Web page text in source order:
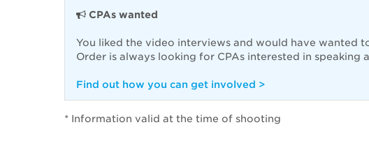
CPAs wanted
You liked the video interviews and would have wanted
Order is always looking for CPAs interested in speaking
Find out how you can get involved >
* Information valid at the time of shooting